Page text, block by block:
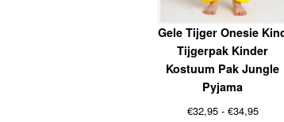
Gele Tijger Onesie
Tijgerpak Kinder
Kostuum Pak Jungle
Pyjama
€32,95 - €34,95